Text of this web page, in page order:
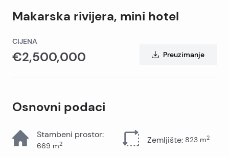
Makarska rivijera, mini hotel
CIJENA
€2,500,000 Preuzimanje
Osnovni podaci
Stambeni prostor:
669 m2 Zemljište: 823 m2